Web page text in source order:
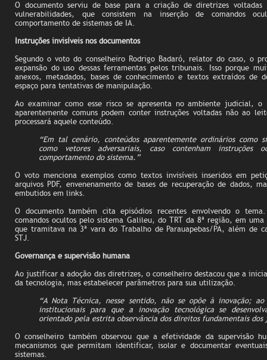
O documento serviu de base para a criação de diretrizes voltadas
vulnerabilidades, que consistem na inserção de comandos
comportamento de sistemas de IA.
Instruções invisíveis nos documentos
Segundo o voto do conselheiro Rodrigo Badaró, relator do caso, o
expansão do uso dessas ferramentas pelos tribunais. Isso porque
anexos, metadados, bases de conhecimento e textos extraídos de
espaço para tentativas de manipulação.
Ao examinar como esse risco se apresenta no ambiente judicial, o
aparentemente comuns podem conter instruções voltadas não ao
processará aquele conteúdo.
“Em tal cenário, conteúdos aparentemente ordinários como
como vetores adversariais, caso contenham instruções
comportamento do sistema.”
O voto menciona exemplos como textos invisíveis inseridos em
arquivos PDF, envenenamento de bases de recuperação de dados,
embutidos em links.
O documento também cita episódios recentes envolvendo o
comandos ocultos pelo sistema Galileu, do TRT da 8ª região, em
que tramitava na 3ª vara do Trabalho de Parauapebas/PA, além de
STJ.
Governança e supervisão humana
Ao justificar a adoção das diretrizes, o conselheiro destacou que a
da tecnologia, mas estabelecer parâmetros para sua utilização.
“A Nota Técnica, nesse sentido, não se opõe à inovação;
institucionais para que a inovação tecnológica se
orientado pela estrita observância dos direitos fundamentais dos
O conselheiro também observou que a efetividade da supervisão
mecanismos que permitam identificar, isolar e documentar
sistemas.